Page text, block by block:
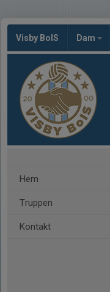
Visby BoIS Dam
Hem
Truppen
Kontakt